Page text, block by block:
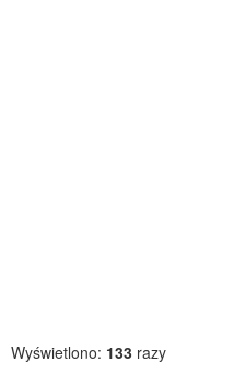
Wyświetlono: 133 razy